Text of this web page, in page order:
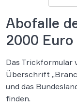
Abofalle
2000
Das Trickformular
Überschrift
und das
finden.